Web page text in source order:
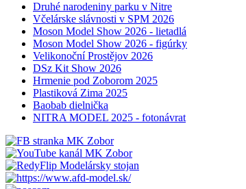
Druhé narodeniny parku v Nitre
Včelárske slávnosti v SPM 2026
Moson Model Show 2026 - lietadlá
Moson Model Show 2026 - figúrky
Velikonoční Prostějov 2026
DSz Kit Show 2026
Hrmenie pod Zoborom 2025
Plastiková Zima 2025
Baobab dielnička
NITRA MODEL 2025 - fotonávrat